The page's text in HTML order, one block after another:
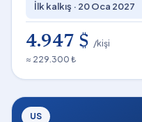
İlk kalkış · 20 Oca 2027
4.947 $ /kişi
≈ 229.300 ₺
US